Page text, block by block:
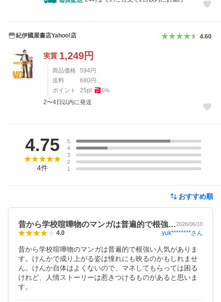
紀伊國屋書店Yahoo!店 4.60
実質 1,249円
商品価格 594円
送料
680円
ポイント
25pt 5%
2〜4日以内に発送
4.75
4件
5
4
3
2
1
おすすめ順
昔から学校喧嘩物のマンガは普遍的で根強…2026/06/10
4.0 yuk********さん
昔から学校喧嘩物のマンガは普遍的で根強い人気がありま
す。けんかで成り上がる姿は憧れにも映るのかもしれませ
ん。けんか自体はよくないので、マネしてもらっては困る
けれど、人情ストーリーは惹きつけるものがあると思いま
す。